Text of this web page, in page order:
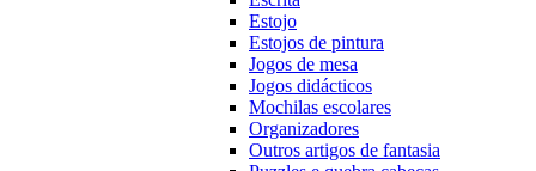
Estojo
Estojos de pintura
Jogos de mesa
Jogos didácticos
Mochilas escolares
Organizadores
Outros artigos de fantasia